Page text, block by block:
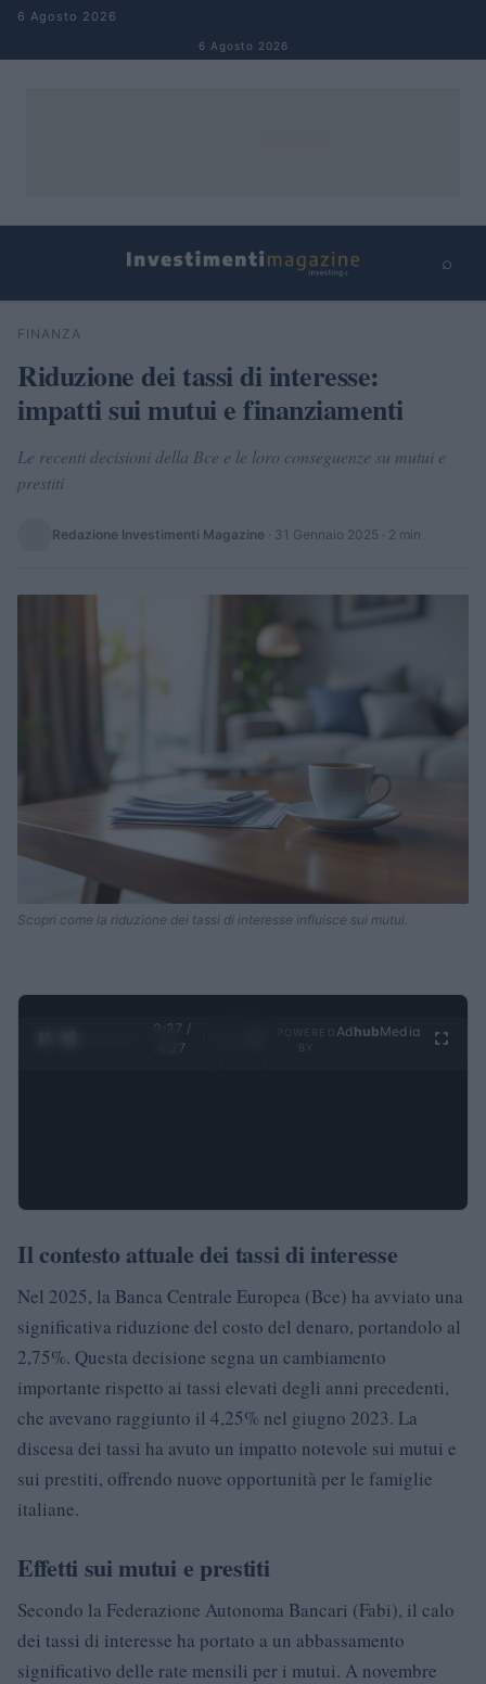
Salta al contenuto
6 Agosto 2026
6 Agosto 2026
⌕
Cerca
FINANZA
Riduzione dei tassi di interesse:
impatti sui mutui e finanziamenti
Le recenti decisioni della Bce e le loro conseguenze su mutui e
prestiti
Redazione Investimenti Magazine · 31 Gennaio 2025 · 2 min
Scopri come la riduzione dei tassi di interesse influisce sui mutui.
0:28 /
4:27
Ad hubMedia
Il contesto attuale dei tassi di interesse
Nel 2025, la Banca Centrale Europea (Bce) ha avviato una
significativa riduzione del costo del denaro, portandolo al
2,75%. Questa decisione segna un cambiamento
importante rispetto ai tassi elevati degli anni precedenti,
che avevano raggiunto il 4,25% nel giugno 2023. La
discesa dei tassi ha avuto un impatto notevole sui mutui e
sui prestiti, offrendo nuove opportunità per le famiglie
italiane.
Effetti sui mutui e prestiti
Secondo la Federazione Autonoma Bancari (Fabi), il calo
dei tassi di interesse ha portato a un abbassamento
significativo delle rate mensili per i mutui. A novembre